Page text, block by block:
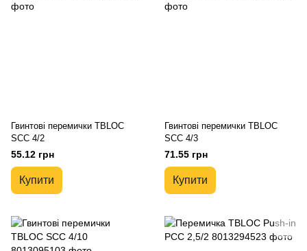
Гвинтові перемички TBLOC
SCC 4/2
55.12 грн
Купити
Гвинтові перемички TBLOC
SCC 4/3
71.55 грн
Купити